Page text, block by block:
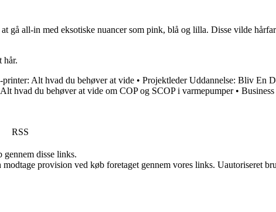
gå all-in med eksotiske nuancer som pink, blå og lilla. Disse vilde
hår.
Alt hvad du behøver at vide • Projektleder Uddannelse: Bliv En
Alt hvad du behøver at vide om COP og SCOP i varmepumper•
RSS
disse links.
provision ved køb foretaget gennem vores links. Uautoriseret